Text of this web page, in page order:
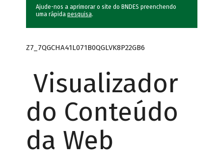
Ajude-nos a aprimorar o site do BNDES preenchendo
uma rápida pesquisa.
Z7_7QGCHA41L071B0QGLVK8P22GB6
Visualizador
do Conteúdo
da Web